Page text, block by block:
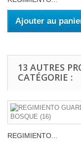
Ajouter au
13 AUTRES
CATÉGORIE :
REGIMIENTO...